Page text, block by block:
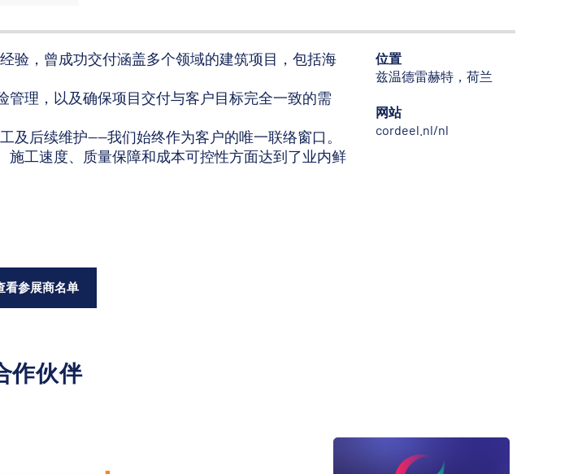
验，曾成功交付涵盖多个领域的建筑项目，包括海
理，以及确保项目交付与客户目标完全一致的需
后续维护——我们始终作为客户的唯一联络窗口。
工速度、质量保障和成本可控性方面达到了业内鲜
位置
兹温德雷赫特，荷兰
网站
cordeel.nl/nl
看参展商名单
作伙伴